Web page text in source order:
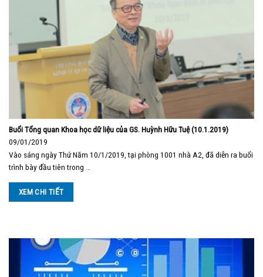
Buổi Tổng quan Khoa học dữ liệu của GS. Huỳnh Hữu Tuệ (10.1.2019)
09/01/2019
Vào sáng ngày Thứ Năm 10/1/2019, tại phòng 1001 nhà A2, đã diễn ra buổi
trình bày đầu tiên trong …
XEM CHI TIẾT